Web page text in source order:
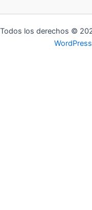
Todos los derechos ©
WordPress